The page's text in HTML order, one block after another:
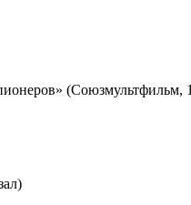
(Союзмультфильм,